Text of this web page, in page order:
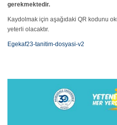
gerekmektedir.
Kaydolmak için aşağıdaki QR kodunu
yeterli olacaktır.
Egekaf23-tanitim-dosyasi-v2